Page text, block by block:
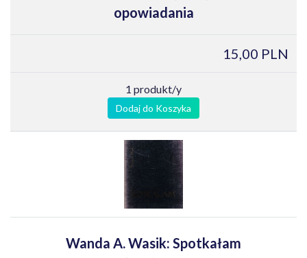
opowiadania
15,00 PLN
1 produkt/y
Dodaj do Koszyka
Wanda A. Wasik: Spotkałam